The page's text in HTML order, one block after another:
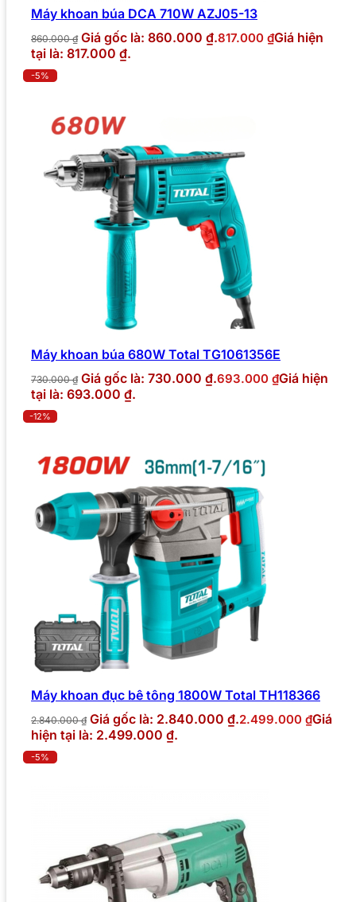
Máy khoan búa DCA 710W AZJ05-13
860.000₫ Giá gốc là: 860.000 ₫.817.000 ₫Giá hiện
tại là: 817.000 ₫.
-5%
Máy khoan búa 680W Total TG1061356E
730.000₫ Giá gốc là: 730.000 ₫.693.000 ₫Giá hiện
tại là: 693.000 ₫.
-12%
Máy khoan đục bê tông 1800W Total TH118366
2.840.000₫ Giá gốc là: 2.840.000 ₫.2.499.000 ₫Giá
hiện tại là: 2.499.000 ₫.
-5%